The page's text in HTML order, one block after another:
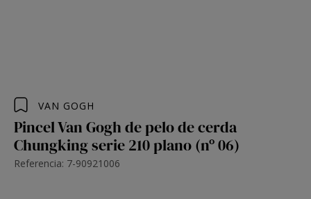
VAN GOGH
Pincel Van Gogh de pelo de cerda
Chungking serie 210 plano (nº 06)
Referencia: 7-90921006